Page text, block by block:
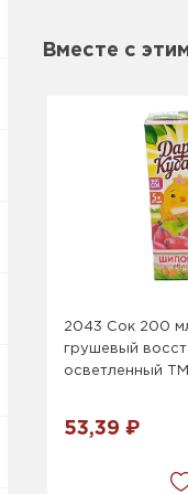
Вместе с
2043 Сок 200
грушевый
осветленный
53,39 ₽